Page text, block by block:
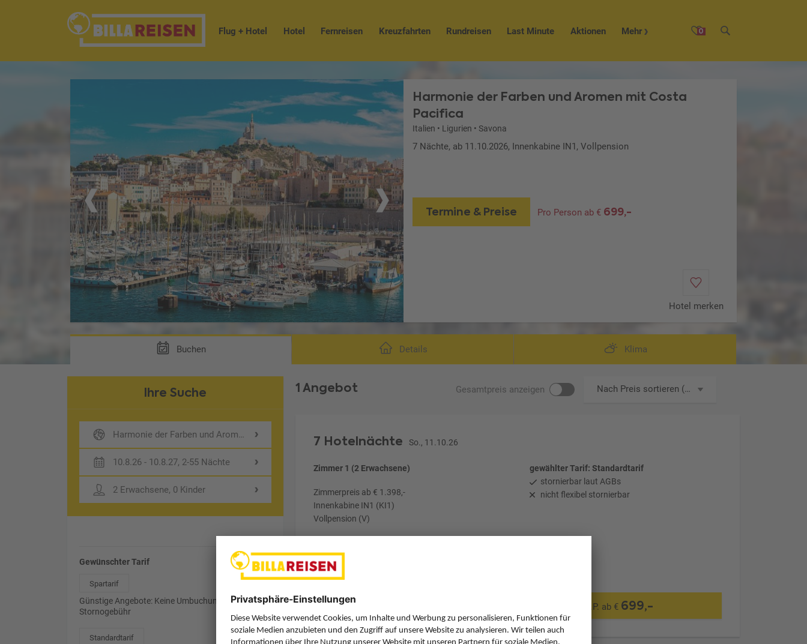
0
Flug + Hotel Hotel Fernreisen Kreuzfahrten Rundreisen Last Minute Aktionen Mehr
Harmonie der Farben und Aromen mit Costa
Pacifica
Italien • Ligurien • Savona
7 Nächte, ab 11.10.2026, Innenkabine IN1, Vollpension
Termine & Preise Pro Person ab €699,-
Hotel merken
Buchen Details Klima
Ihre Suche
Harmonie der Farben und Aromen mit Costa Pacifica
10.8.26 - 10.8.27, 2-55 Nächte
2 Erwachsene, 0 Kinder
Gewünschter Tarif
Spartarif
Günstige Angebote: Keine Umbuchung, 85%
Stornogebühr
Standardtarif
1 Angebot Gesamtpreis anzeigen Nach Preis sortieren (aufsteigend)
7 Hotelnächte So., 11.10.26
Zimmer 1 (2 Erwachsene)
Zimmerpreis ab € 1.398,-
Innenkabine IN1 (KI1)
Vollpension (V)
gewählter Tarif: Standardtarif
stornierbar laut AGBs
nicht flexibel stornierbar
p.P. ab € 699,-